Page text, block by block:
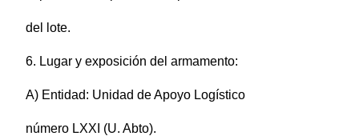
del lote.
6. Lugar y exposición del armamento:
A) Entidad: Unidad de Apoyo Logístico
número LXXI (U. Abto).